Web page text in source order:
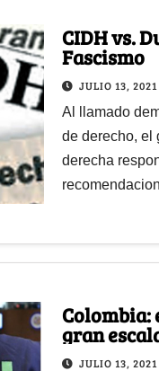
CIDH vs.
Fascismo
JULIO 13, 2021
Al llamado
de derecho, el
derecha
Colombia:
gran
JULIO 13, 2021